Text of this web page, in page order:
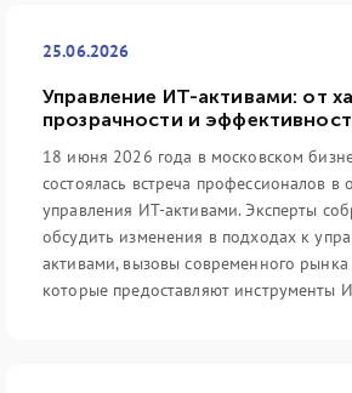
25.06.2026
Управление ИТ-активами: от
прозрачности и
18 июня 2026 года в московском
состоялась встреча профессионалов в
управления ИТ-активами. Эксперты
обсудить изменения в подходах к
активами, вызовы современного
которые предоставляют инструменты